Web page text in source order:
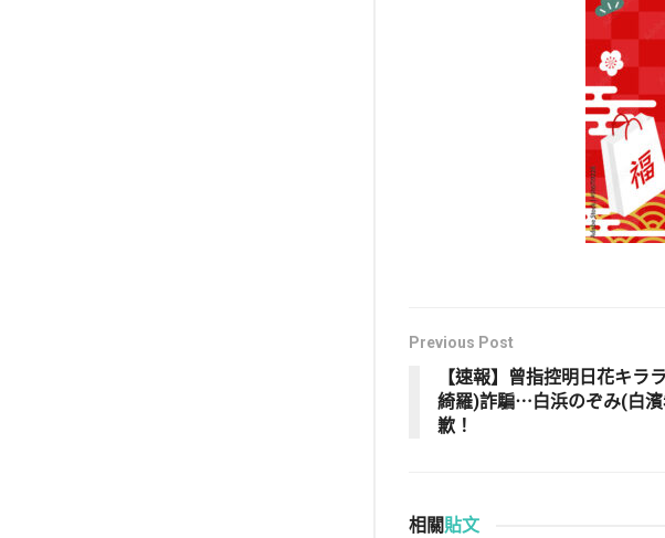
Previous Post
【速報】曾指控明日花キラ
綺羅)詐騙⋯白浜のぞみ(白
歉！
相關貼文